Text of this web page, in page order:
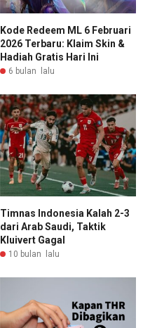
Kode Redeem ML 6 Februari
2026 Terbaru: Klaim Skin &
Hadiah Gratis Hari Ini
6 bulan lalu
Timnas Indonesia Kalah 2-3
dari Arab Saudi, Taktik
Kluivert Gagal
10 bulan lalu